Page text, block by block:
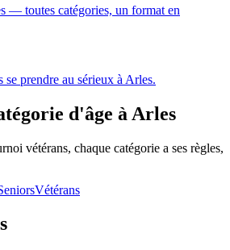
— toutes catégories, un format en
se prendre au sérieux à Arles.
d'âge à Arles
vétérans, chaque catégorie a ses règles,
Vétérans